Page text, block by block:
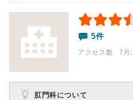
5件
アクセス数 7月:
肛門科について